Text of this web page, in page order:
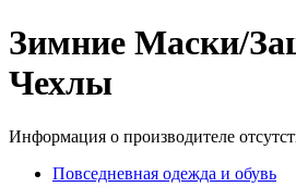
Зимние Маски/
Чехлы
Информация о производителе
Повседневная одежда и обувь